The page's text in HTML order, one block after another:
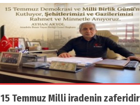
15 Temmuz Milli iradenin zaferidir